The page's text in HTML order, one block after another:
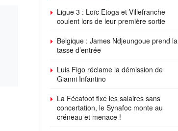
Ligue 3 : Loïc Etoga et Villefranche
coulent lors de leur première sortie
Belgique : James Ndjeungoue prend la
tasse d’entrée
Luis Figo réclame la démission de
Gianni Infantino
La Fécafoot fixe les salaires sans
concertation, le Synafoc monte au
créneau et menace !